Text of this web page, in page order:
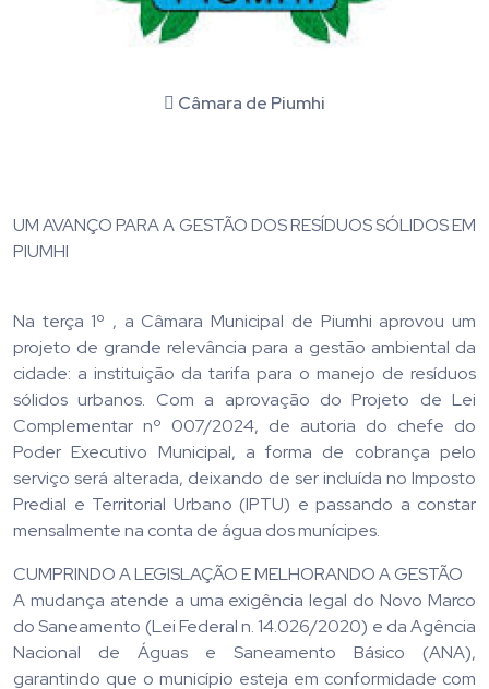
Câmara de Piumhi
UM AVANÇO PARA A GESTÃO DOS RESÍDUOS SÓLIDOS EM
PIUMHI
Na terça 1º , a Câmara Municipal de Piumhi aprovou um
projeto de grande relevância para a gestão ambiental da
cidade: a instituição da tarifa para o manejo de resíduos
sólidos urbanos. Com a aprovação do Projeto de Lei
Complementar nº 007/2024, de autoria do chefe do
Poder Executivo Municipal, a forma de cobrança pelo
serviço será alterada, deixando de ser incluída no Imposto
Predial e Territorial Urbano (IPTU) e passando a constar
mensalmente na conta de água dos munícipes.
CUMPRINDO A LEGISLAÇÃO E MELHORANDO A GESTÃO
A mudança atende a uma exigência legal do Novo Marco
do Saneamento (Lei Federal n. 14.026/2020) e da Agência
Nacional de Águas e Saneamento Básico (ANA),
garantindo que o município esteja em conformidade com